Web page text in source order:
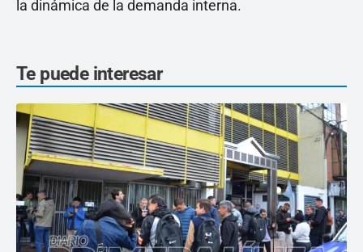
la dinámica de la demanda interna.
Te puede interesar